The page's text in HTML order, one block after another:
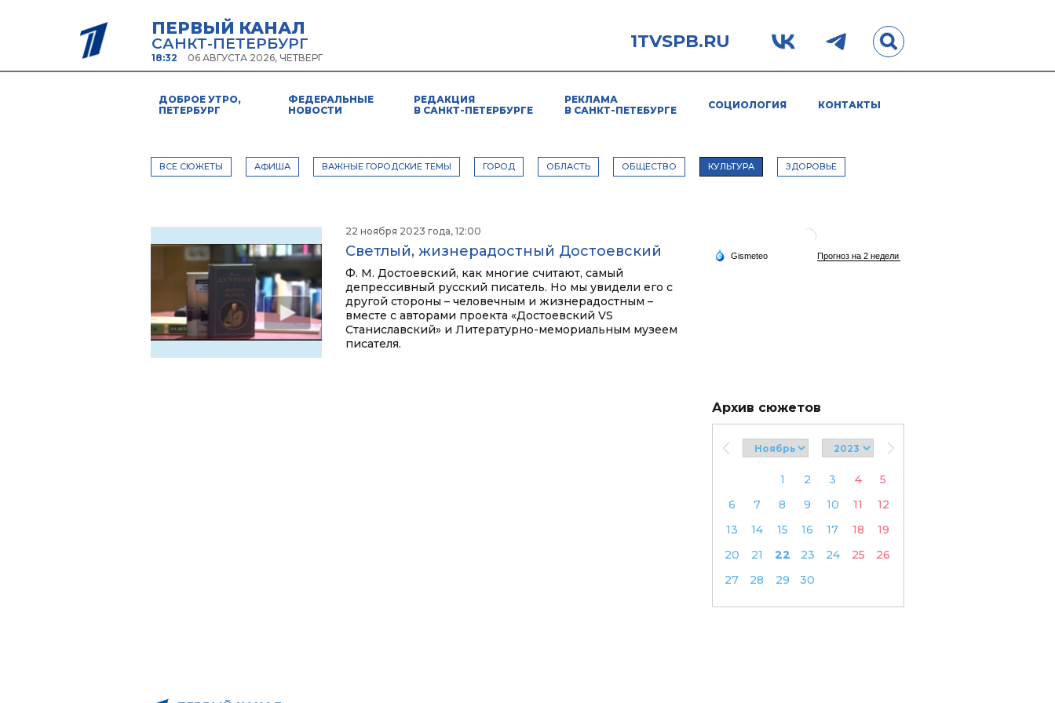
ПЕРВЫЙ КАНАЛ
САНКТ-ПЕТЕРБУРГ
18:32 06 АВГУСТА 2026, ЧЕТВЕРГ
1TVSPB.RU
ДОБРОЕ УТРО,
ПЕТЕРБУРГ
ФЕДЕРАЛЬНЫЕ
НОВОСТИ
РЕДАКЦИЯ
В САНКТ-ПЕТЕРБУРГЕ
РЕКЛАМА
В САНКТ-ПЕТЕБУРГЕ
СОЦИОЛОГИЯ КОНТАКТЫ
ВСЕ СЮЖЕТЫ АФИША ВАЖНЫЕ ГОРОДСКИЕ ТЕМЫ ГОРОД ОБЛАСТЬ ОБЩЕСТВО КУЛЬТУРА ЗДОРОВЬЕ
22 ноября 2023 года, 12:00
Светлый, жизнерадостный Достоевский
Ф. М. Достоевский, как многие считают, самый
депрессивный русский писатель. Но мы увидели его с
другой стороны – человечным и жизнерадостным –
вместе с авторами проекта «Достоевский VS
Станиславский» и Литературно-мемориальным музеем
писателя.
Архив сюжетов
1 2 3 4
5
6
7 8 9 10 11
12
13
14 15 16 17 18
19
20
21 22 23 24 25
26
27
28 29 30